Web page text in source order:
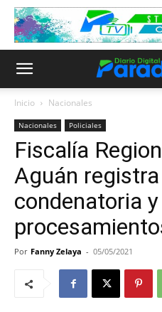
Inicio Nacionales
Nacionales Policiales
Fiscalía
Aguán
condenatoria
Por Fanny Zelaya - 05/05/2021